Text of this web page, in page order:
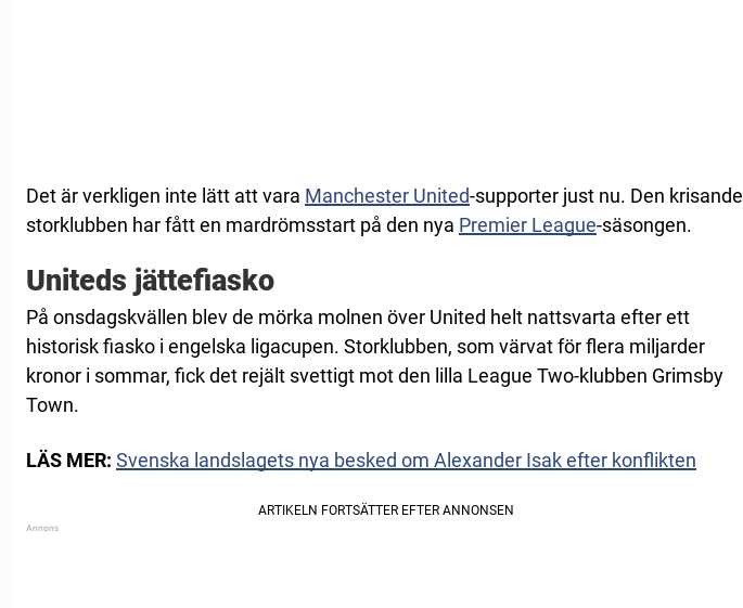
Det är verkligen inte lätt att vara Manchester United-supporter just nu. Den krisande
storklubben har fått en mardrömsstart på den nya Premier League-säsongen.
Uniteds jättefiasko
På onsdagskvällen blev de mörka molnen över United helt nattsvarta efter ett
historisk fiasko i engelska ligacupen. Storklubben, som värvat för flera miljarder
kronor i sommar, fick det rejält svettigt mot den lilla League Two-klubben Grimsby
Town.
LÄS MER: Svenska landslagets nya besked om Alexander Isak efter konflikten